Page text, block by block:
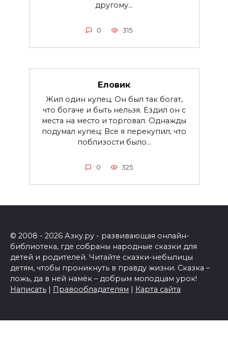
другому...
0 315
Еловик
Жил один купец. Он был так богат,
что богаче и быть нельзя. Ездил он с
места на место и торговал. Однажды
подумал купец: Все я перекупил, что
поблизости было...
0 325
© 2008 - 2026 Азку.ру - развивающая онлайн-
библиотека, где собраны народные сказки для
детей и родителей. Читайте сказки-небылицы
детям, чтобы проникнуть в правду жизни. Сказка –
ложь, да в ней намёк – добрым молодцам урок!
Написать | Правообладателям | Карта сайта